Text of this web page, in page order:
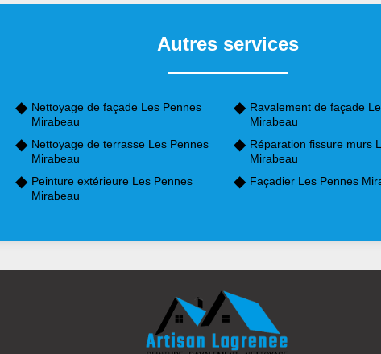
Autres services
Nettoyage de façade Les Pennes
Mirabeau
Nettoyage de terrasse Les Pennes
Mirabeau
Peinture extérieure Les Pennes
Mirabeau
Ravalement de façade
Mirabeau
Réparation fissure murs
Mirabeau
Façadier Les Pennes